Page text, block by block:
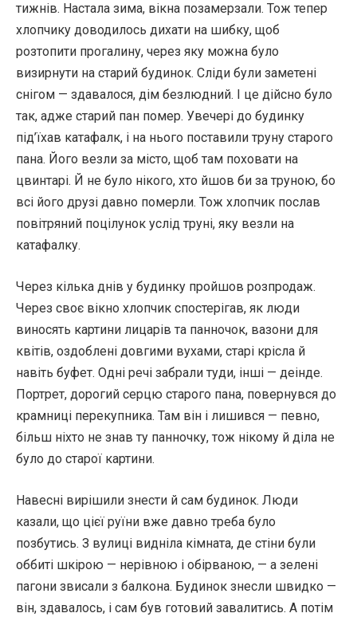
тижнів. Настала зима, вікна позамерзали. Тож тепер
хлопчику доводилось дихати на шибку, щоб
розтопити прогалину, через яку можна було
визирнути на старий будинок. Сліди були заметені
снігом — здавалося, дім безлюдний. І це дійсно було
так, адже старий пан помер. Увечері до будинку
під’їхав катафалк, і на нього поставили труну старого
пана. Його везли за місто, щоб там поховати на
цвинтарі. Й не було нікого, хто йшов би за труною, бо
всі його друзі давно померли. Тож хлопчик послав
повітряний поцілунок услід труні, яку везли на
катафалку.
Через кілька днів у будинку пройшов розпродаж.
Через своє вікно хлопчик спостерігав, як люди
виносять картини лицарів та панночок, вазони для
квітів, оздоблені довгими вухами, старі крісла й
навіть буфет. Одні речі забрали туди, інші — деінде.
Портрет, дорогий серцю старого пана, повернувся до
крамниці перекупника. Там він і лишився — певно,
більш ніхто не знав ту панночку, тож нікому й діла не
було до старої картини.
Навесні вирішили знести й сам будинок. Люди
казали, що цієї руїни вже давно треба було
позбутись. З вулиці видніла кімната, де стіни були
оббиті шкірою — нерівною і обірваною, — а зелені
пагони звисали з балкона. Будинок знесли швидко —
він, здавалось, і сам був готовий завалитись. А потім